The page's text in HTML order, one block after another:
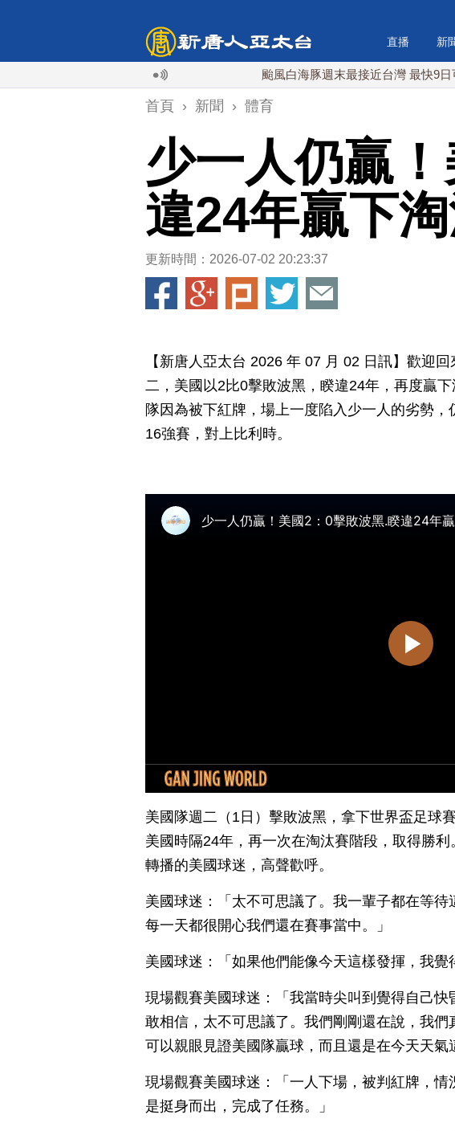
直播 新
颱風白海豚週末最接近台灣 最快9日可能登
首頁 › 新聞 › 體育
少一人仍贏
違24年贏下
更新時間：2026-07-02 20:23:37
【新唐人亞太台 2026 年 07 月 02 日訊】歡迎
二，美國以2比0擊敗波黑，睽違24年，再度贏
隊因為被下紅牌，場上一度陷入少一人的劣勢
16強賽，對上比利時。
美國隊週二（1日）擊敗波黑，拿下世界盃足球
美國時隔24年，再一次在淘汰賽階段，取得勝
轉播的美國球迷，高聲歡呼。
美國球迷：「太不可思議了。我一輩子都在等
每一天都很開心我們還在賽事當中。」
美國球迷：「如果他們能像今天這樣發揮，我覺
現場觀賽美國球迷：「我當時尖叫到覺得自己
敢相信，太不可思議了。我們剛剛還在說，我們
可以親眼見證美國隊贏球，而且還是在今天天氣
現場觀賽美國球迷：「一人下場，被判紅牌，
是挺身而出，完成了任務。」